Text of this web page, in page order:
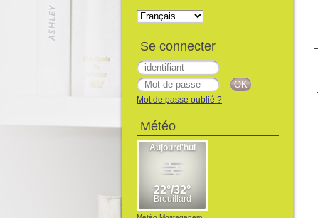
Se connecter
Mot de passe oublié ?
Météo